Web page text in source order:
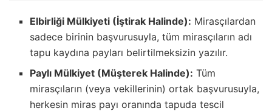
Elbirliği Mülkiyeti (İştirak Halinde): Mirasçılardan
sadece birinin başvurusuyla, tüm mirasçıların adı
tapu kaydına payları belirtilmeksizin yazılır.
Paylı Mülkiyet (Müşterek Halinde): Tüm
mirasçıların (veya vekillerinin) ortak başvurusuyla,
herkesin miras payı oranında tapuda tescil